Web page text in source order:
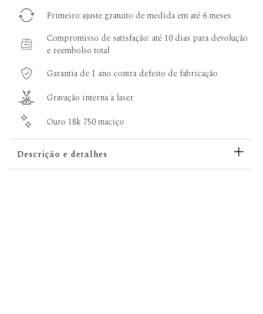
Primeiro ajuste gratuito de medida em até 6 meses
Compromisso de satisfação: até 10 dias para devolução
e reembolso total
Garantia de 1 ano contra defeito de fabricação
Gravação interna à laser
Ouro 18k 750 maciço
Descrição e detalhes